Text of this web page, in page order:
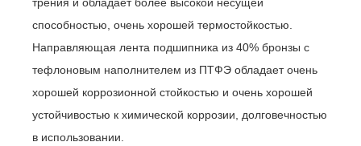
способностью, очень хорошей термостойкостью.
Направляющая лента подшипника из 40% бронзы с
тефлоновым наполнителем из ПТФЭ обладает очень
хорошей коррозионной стойкостью и очень хорошей
устойчивостью к химической коррозии, долговечностью
в использовании.